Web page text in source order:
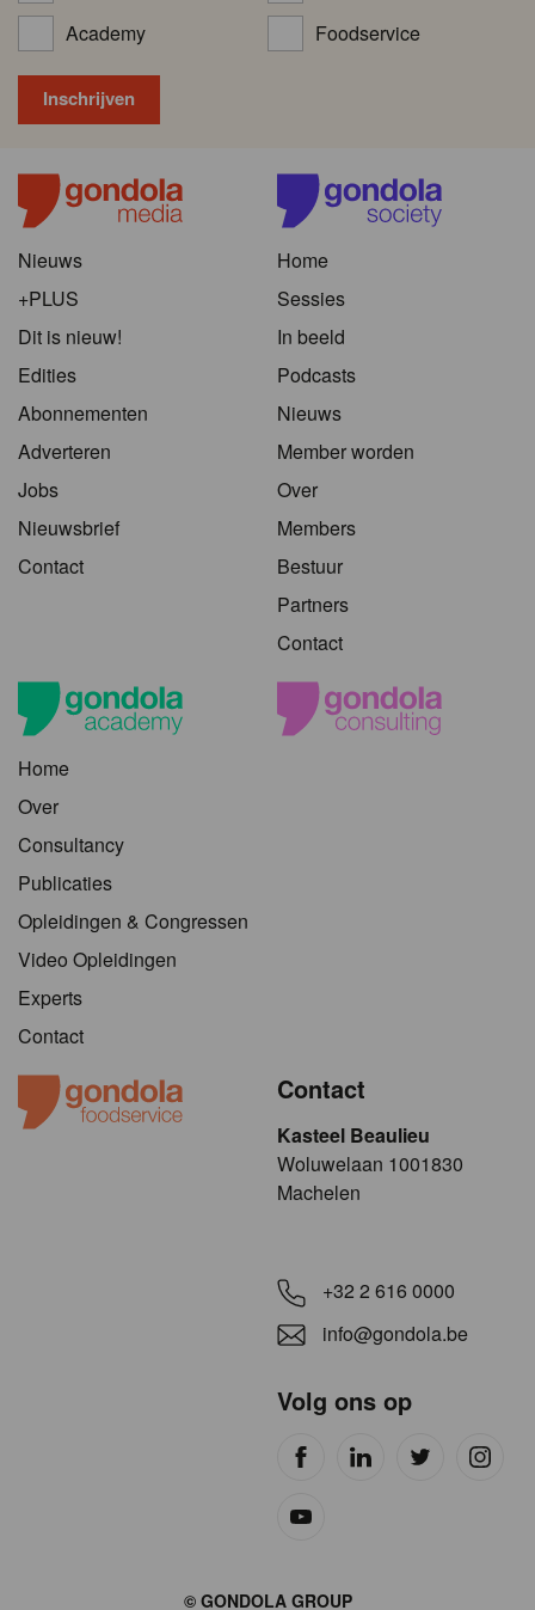
Academy
Foodservice
Nieuws
+PLUS
Dit is nieuw!
Edities
Abonnementen
Adverteren
Jobs
Nieuwsbrief
Contact
Home
Sessies
In beeld
Podcasts
Nieuws
Member worden
Over
Members
Bestuur
Partners
Contact
Home
Over
Consultancy
Publicaties
Opleidingen & Congressen
Video Opleidingen
Experts
Contact
Contact
Kasteel Beaulieu
​​​Woluwelaan 1001830
Machelen
+32 2 616 0000
info@gondola.be
Volg ons op
© GONDOLA GROUP